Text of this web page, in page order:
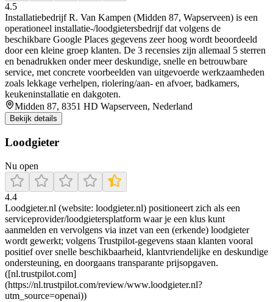
4.5
Installatiebedrijf R. Van Kampen (Midden 87, Wapserveen) is een
operationeel installatie-/loodgietersbedrijf dat volgens de
beschikbare Google Places gegevens zeer hoog wordt beoordeeld
door een kleine groep klanten. De 3 recensies zijn allemaal 5 sterren
en benadrukken onder meer deskundige, snelle en betrouwbare
service, met concrete voorbeelden van uitgevoerde werkzaamheden
zoals lekkage verhelpen, riolering/aan- en afvoer, badkamers,
keukeninstallatie en dakgoten.
Midden 87, 8351 HD Wapserveen, Nederland
Bekijk details
Loodgieter
Nu open
4.4
Loodgieter.nl (website: loodgieter.nl) positioneert zich als een
serviceprovider/loodgietersplatform waar je een klus kunt
aanmelden en vervolgens via inzet van een (erkende) loodgieter
wordt gewerkt; volgens Trustpilot-gegevens staan klanten vooral
positief over snelle beschikbaarheid, klantvriendelijke en deskundige
ondersteuning, en doorgaans transparante prijsopgaven.
([nl.trustpilot.com]
(https://nl.trustpilot.com/review/www.loodgieter.nl?
utm_source=openai))